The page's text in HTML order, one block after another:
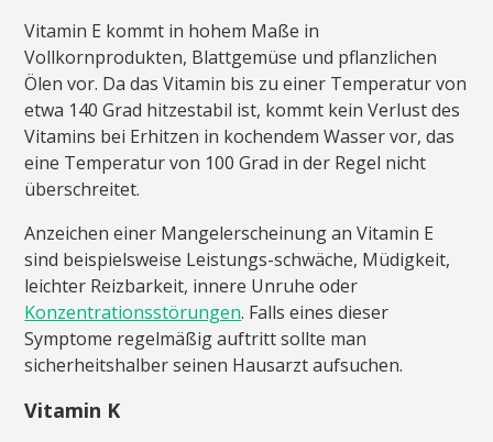
Vitamin E kommt in hohem Maße in
Vollkornprodukten, Blattgemüse und pflanzlichen
Ölen vor. Da das Vitamin bis zu einer Temperatur von
etwa 140 Grad hitzestabil ist, kommt kein Verlust des
Vitamins bei Erhitzen in kochendem Wasser vor, das
eine Temperatur von 100 Grad in der Regel nicht
überschreitet.
Anzeichen einer Mangelerscheinung an Vitamin E
sind beispielsweise Leistungs-schwäche, Müdigkeit,
leichter Reizbarkeit, innere Unruhe oder
Konzentrationsstörungen. Falls eines dieser
Symptome regelmäßig auftritt sollte man
sicherheitshalber seinen Hausarzt aufsuchen.
Vitamin K